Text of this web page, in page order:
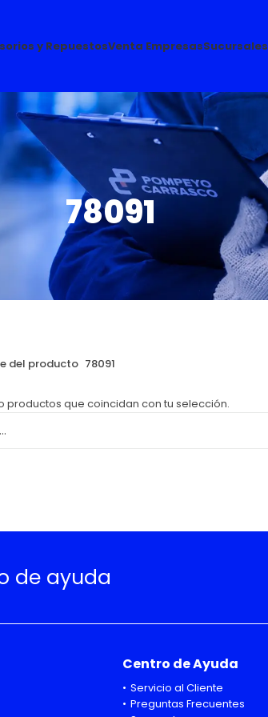
y RepuestosVenta EmpresasSucursales
78091
del producto 78091
productos que coincidan con tu selección.
de ayuda
Centro de Ayuda
Servicio al Cliente
Preguntas Frecuentes